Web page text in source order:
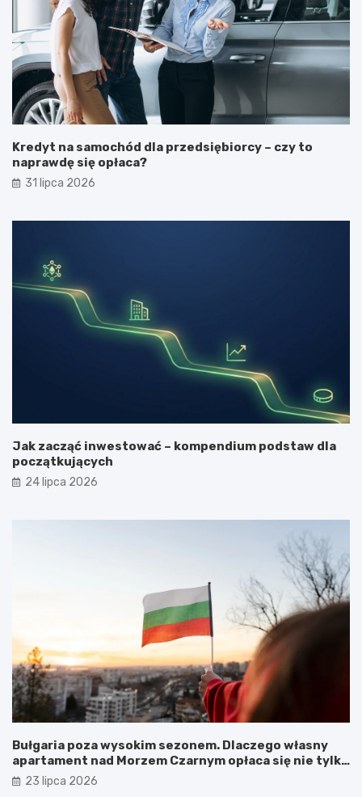
Kredyt na samochód dla przedsiębiorcy – czy to
naprawdę się opłaca?
31 lipca 2026
Jak zacząć inwestować – kompendium podstaw dla
początkujących
24 lipca 2026
Bułgaria poza wysokim sezonem. Dlaczego własny
apartament nad Morzem Czarnym opłaca się nie tylko
latem?
23 lipca 2026